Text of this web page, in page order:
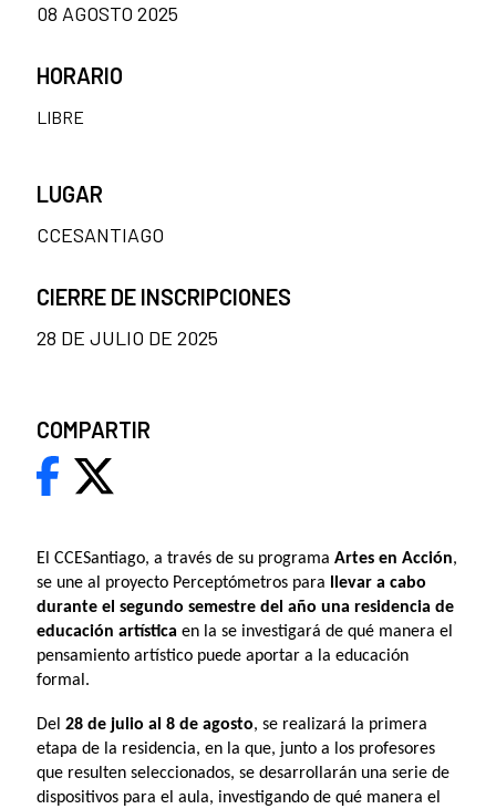
El CCESantiago, a través de su programa Artes en Acción,
se une al proyecto Perceptómetros para
llevar a cabo
durante el segundo semestre del año una residencia de
educación artística en la se investigará de qué manera el
pensamiento artístico puede aportar a la educación
formal.
Del 28 de julio al 8 de agosto, se realizará la primera
etapa de la residencia, en la que, junto a los profesores
que resulten seleccionados, se desarrollarán una serie de
dispositivos para el aula, investigando de qué manera el
08 AGOSTO 2025
HORARIO
LIBRE
LUGAR
CCESANTIAGO
CIERRE DE INSCRIPCIONES
28 DE JULIO DE 2025
COMPARTIR